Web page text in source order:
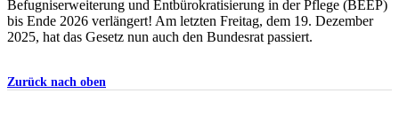
Befugniserweiterung und Entbürokratisierung in der Pflege (BEEP)
bis Ende 2026 verlängert! Am letzten Freitag, dem 19. Dezember
2025, hat das Gesetz nun auch den Bundesrat passiert.
Zurück nach oben